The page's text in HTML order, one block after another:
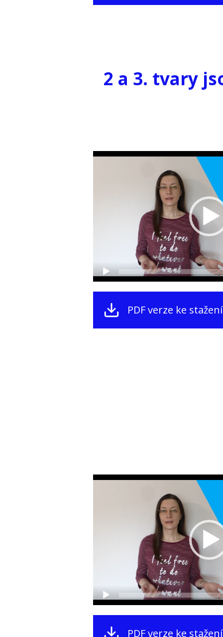
2 a 3. tvary
Video
PDF verze ke stažení
Video
PDF verze ke stažení